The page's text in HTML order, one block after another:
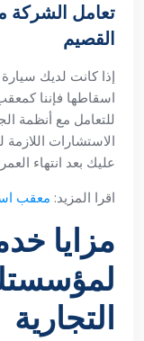
تعامل الشركة
القصيم
إذا كانت لديك
اسقاطها فإننا
للتعامل مع أنظمة
الاستشارات
عليك بعد انتهاء
اقرا المزيد: معقب
مزايا
التجارية